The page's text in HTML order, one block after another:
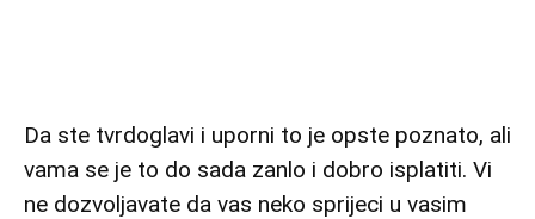
Da ste tvrdoglavi i uporni to je opste poznato, ali
vama se je to do sada zanlo i dobro isplatiti. Vi
ne dozvoljavate da vas neko sprijeci u vasim